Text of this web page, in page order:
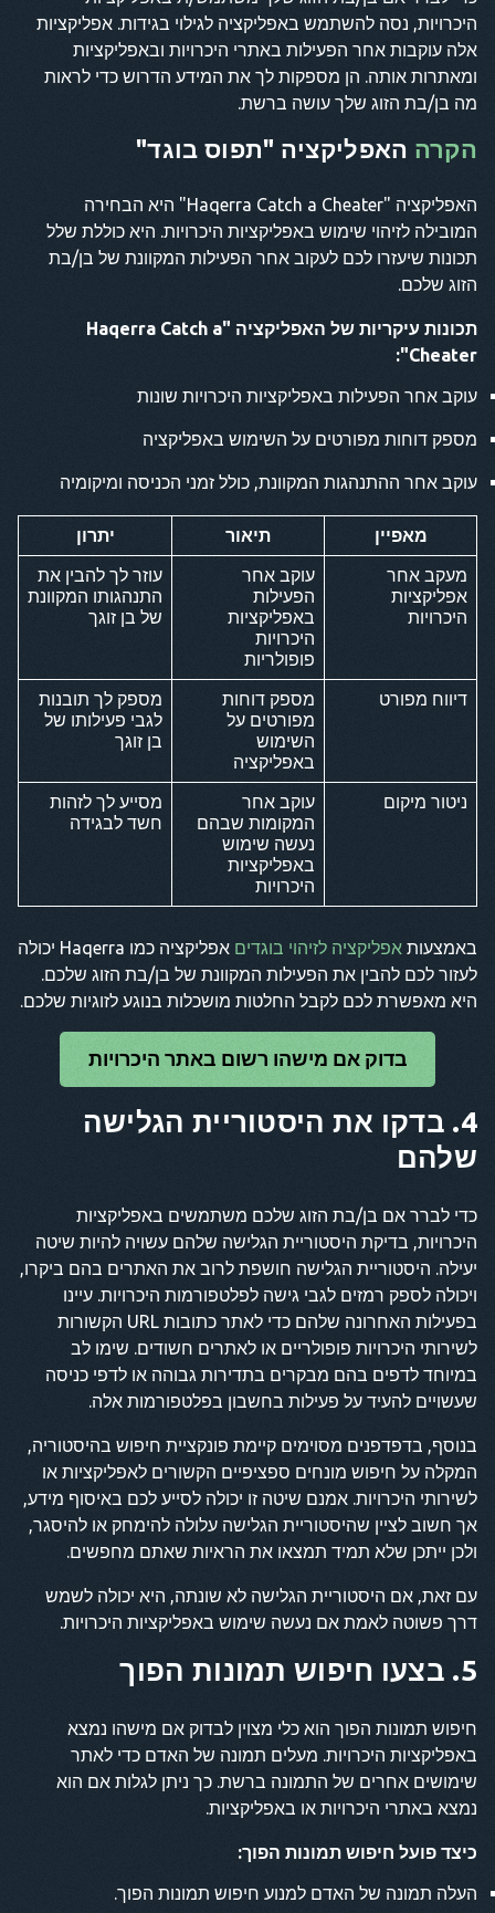
היכרויות, נסה להשתמש באפליקציה לגילוי בגידות. אפליקציות
אלה עוקבות אחר הפעילות באתרי היכרויות ובאפליקציות
ומאתרות אותה. הן מספקות לך את המידע הדרוש כדי לראות
מה בן/בת הזוג שלך עושה ברשת.
הקרה האפליקציה "תפוס בוגד"
האפליקציה "Haqerra Catch a Cheater" היא הבחירה
המובילה לזיהוי שימוש באפליקציות היכרויות. היא כוללת שלל
תכונות שיעזרו לכם לעקוב אחר הפעילות המקוונת של בן/בת
הזוג שלכם.
תכונות עיקריות של האפליקציה "Haqerra Catch a
Cheater":
עוקב אחר הפעילות באפליקציות היכרויות שונות
מספק דוחות מפורטים על השימוש באפליקציה
עוקב אחר ההתנהגות המקוונת, כולל זמני הכניסה ומיקומיה
מאפיין תיאור
יתרון
מעקב אחר
אפליקציות
היכרויות
עוקב אחר
הפעילות
באפליקציות
היכרויות
פופולריות
עוזר לך להבין את
התנהגותו המקוונת
של בן זוגך
דיווח מפורט
מספק דוחות
מפורטים על
השימוש
באפליקציה
מספק לך תובנות
לגבי פעילותו של
בן זוגך
ניטור מיקום
עוקב אחר
המקומות שבהם
נעשה שימוש
באפליקציות
היכרויות
מסייע לך לזהות
חשד לבגידה
באמצעות אפליקציה לזיהוי בוגדים
אפליקציה כמו Haqerra יכולה
לעזור לכם להבין את הפעילות המקוונת של בן/בת הזוג שלכם.
היא מאפשרת לכם לקבל החלטות מושכלות בנוגע לזוגיות שלכם.
בדוק אם מישהו רשום באתר היכרויות
4. בדקו את היסטוריית הגלישה
שלהם
כדי לברר אם בן/בת הזוג שלכם משתמשים באפליקציות
היכרויות, בדיקת היסטוריית הגלישה שלהם עשויה להיות שיטה
יעילה. היסטוריית הגלישה חושפת לרוב את האתרים בהם ביקרו,
ויכולה לספק רמזים לגבי גישה לפלטפורמות היכרויות. עיינו
בפעילות האחרונה שלהם כדי לאתר כתובות URL הקשורות
לשירותי היכרויות פופולריים או לאתרים חשודים. שימו לב
במיוחד לדפים בהם מבקרים בתדירות גבוהה או לדפי כניסה
שעשויים להעיד על פעילות בחשבון בפלטפורמות אלה.
בנוסף, בדפדפנים מסוימים קיימת פונקציית חיפוש בהיסטוריה,
המקלה על חיפוש מונחים ספציפיים הקשורים לאפליקציות או
לשירותי היכרויות. אמנם שיטה זו יכולה לסייע לכם באיסוף מידע,
אך חשוב לציין שהיסטוריית הגלישה עלולה להימחק או להיסגר,
ולכן ייתכן שלא תמיד תמצאו את הראיות שאתם מחפשים.
עם זאת, אם היסטוריית הגלישה לא שונתה, היא יכולה לשמש
דרך פשוטה לאמת אם נעשה שימוש באפליקציות היכרויות.
5. בצעו חיפוש תמונות הפוך
חיפוש תמונות הפוך הוא כלי מצוין לבדוק אם מישהו נמצא
באפליקציות היכרויות. מעלים תמונה של האדם כדי לאתר
שימושים אחרים של התמונה ברשת. כך ניתן לגלות אם הוא
נמצא באתרי היכרויות או באפליקציות.
כיצד פועל חיפוש תמונות הפוך:
העלה תמונה של האדם למנוע חיפוש תמונות הפוך.